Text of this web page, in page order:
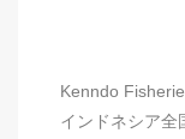
Kenndo
インドネシア全